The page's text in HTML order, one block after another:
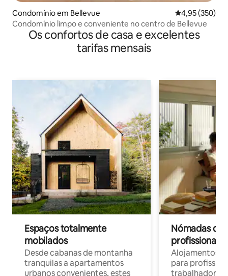
Condomínio em Bellevue Classificação
4,95 (350)
Condomínio limpo e conveniente no centro de Bellevue
Os confortos de casa e excelentes
tarifas mensais
Espaços totalmente
mobilados
Desde cabanas de montanha
tranquilas a apartamentos
urbanos convenientes, estes
Nómadas
profissionais
Alojamentos
para
trabalhadores